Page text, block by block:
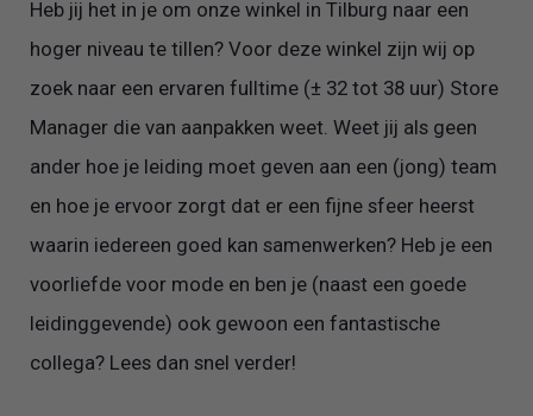
Heb jij het in je om onze winkel in Tilburg naar een
hoger niveau te tillen? Voor deze winkel zijn wij op
zoek naar een ervaren fulltime (± 32 tot 38 uur) Store
Manager die van aanpakken weet. Weet jij als geen
ander hoe je leiding moet geven aan een (jong) team
en hoe je ervoor zorgt dat er een fijne sfeer heerst
waarin iedereen goed kan samenwerken? Heb je een
voorliefde voor mode en ben je (naast een goede
leidinggevende) ook gewoon een fantastische
collega? Lees dan snel verder!